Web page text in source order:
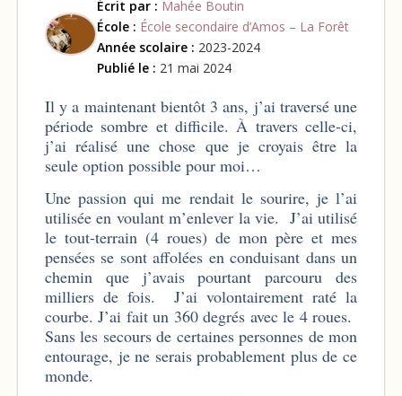
Écrit par : Mahée Boutin
École : École secondaire d’Amos – La Forêt
Année scolaire : 2023-2024
Publié le : 21 mai 2024
Il y a maintenant bientôt 3 ans, j’ai traversé une
période sombre et difficile. À travers celle-ci,
j’ai réalisé une chose que je croyais être la
seule option possible pour moi…
Une passion qui me rendait le sourire, je l’ai
utilisée en voulant m’enlever la vie. J’ai utilisé
le tout-terrain (4 roues) de mon père et mes
pensées se sont affolées en conduisant dans un
chemin que j’avais pourtant parcouru des
milliers de fois. J’ai volontairement raté la
courbe. J’ai fait un 360 degrés avec le 4 roues.
Sans les secours de certaines personnes de mon
entourage, je ne serais probablement plus de ce
monde.